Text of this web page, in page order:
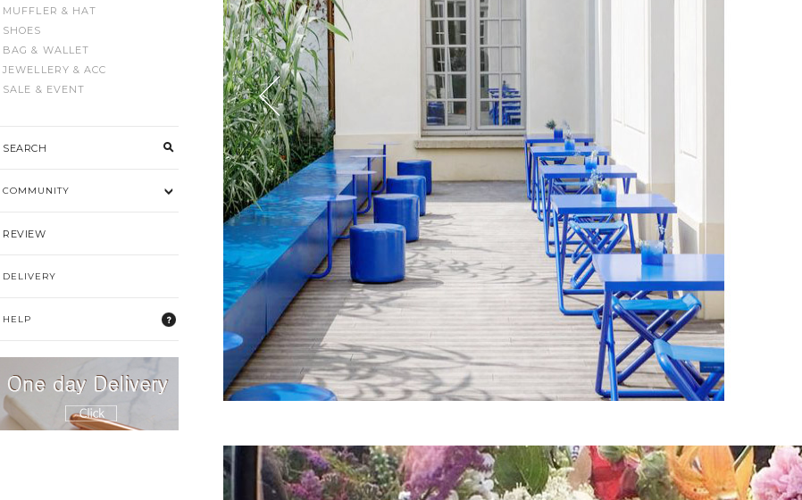
MUFFLER & HAT
SHOES
BAG & WALLET
JEWELLERY & ACC
SALE & EVENT
SEARCH
COMMUNITY
REVIEW
DELIVERY
HELP